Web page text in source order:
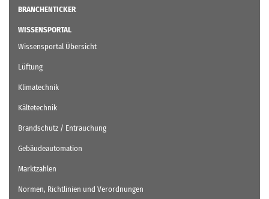
BRANCHENTICKER
WISSENSPORTAL
Wissensportal Übersicht
Lüftung
Klimatechnik
Kältetechnik
Brandschutz / Entrauchung
Gebäudeautomation
Marktzahlen
Normen, Richtlinien und Verordnungen